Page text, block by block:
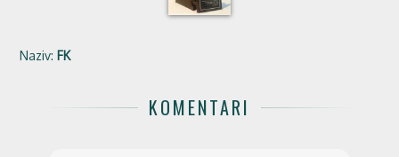
Naziv: FK
KOMENTARI